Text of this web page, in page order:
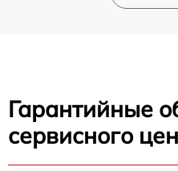
Гарантийные
сервисного